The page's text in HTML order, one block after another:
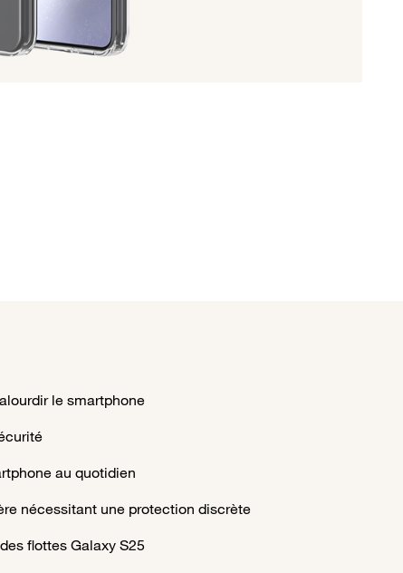
le smartphone
au quotidien
nécessitant une protection discrète
flottes Galaxy S25